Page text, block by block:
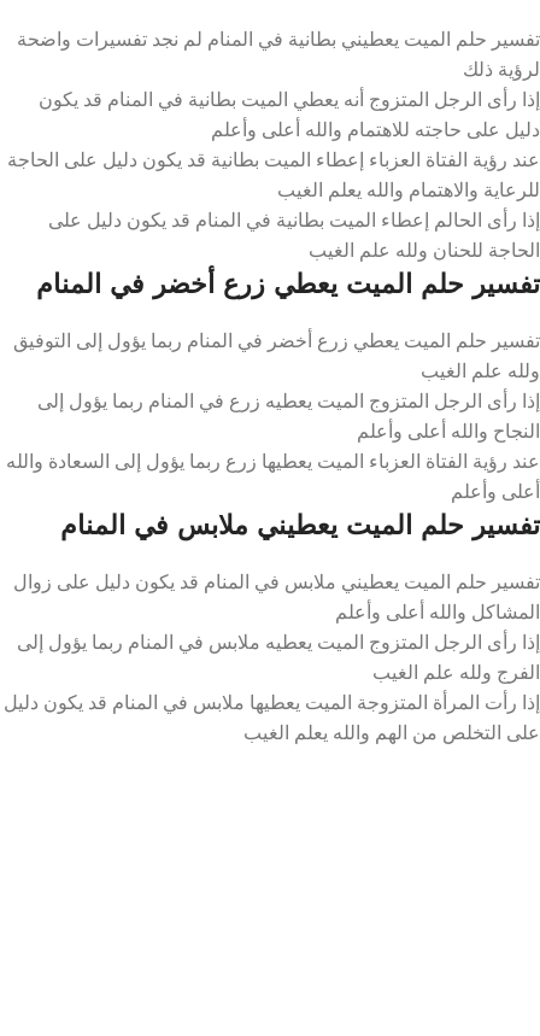
تفسير حلم الميت يعطيني بطانية في المنام لم نجد تفسيرات واضحة
لرؤية ذلك
إذا رأى الرجل المتزوج أنه يعطي الميت بطانية في المنام قد يكون
دليل على حاجته للاهتمام والله أعلى وأعلم
عند رؤية الفتاة العزباء إعطاء الميت بطانية قد يكون دليل على الحاجة
للرعاية والاهتمام والله يعلم الغيب
إذا رأى الحالم إعطاء الميت بطانية في المنام قد يكون دليل على
الحاجة للحنان ولله علم الغيب
تفسير حلم الميت يعطي زرع أخضر في المنام
تفسير حلم الميت يعطي زرع أخضر في المنام ربما يؤول إلى التوفيق
ولله علم الغيب
إذا رأى الرجل المتزوج الميت يعطيه زرع في المنام ربما يؤول إلى
النجاح والله أعلى وأعلم
عند رؤية الفتاة العزباء الميت يعطيها زرع ربما يؤول إلى السعادة والله
أعلى وأعلم
تفسير حلم الميت يعطيني ملابس في المنام
تفسير حلم الميت يعطيني ملابس في المنام قد يكون دليل على زوال
المشاكل والله أعلى وأعلم
إذا رأى الرجل المتزوج الميت يعطيه ملابس في المنام ربما يؤول إلى
الفرج ولله علم الغيب
إذا رأت المرأة المتزوجة الميت يعطيها ملابس في المنام قد يكون دليل
على التخلص من الهم والله يعلم الغيب